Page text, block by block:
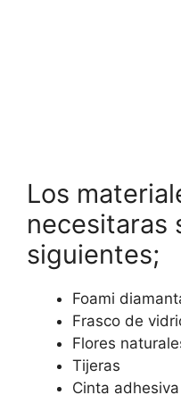
Los
necesitaras
siguientes;
Foami
Frasco de
Flores
Tijeras
Cinta adhesiva